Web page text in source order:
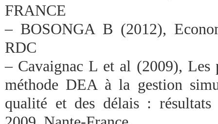
FRANCE
– BOSONGA B (2012),
RDC
– Cavaignac L et al (2009), Les
méthode DEA à la gestion
qualité et des délais : résultats